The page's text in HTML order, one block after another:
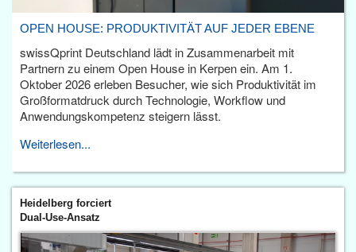
OPEN HOUSE: PRODUKTIVITÄT AUF JEDER EBENE
swissQprint Deutschland lädt in Zusammenarbeit mit
Partnern zu einem Open House in Kerpen ein. Am 1.
Oktober 2026 erleben Besucher, wie sich Produktivität im
Großformatdruck durch Technologie, Workflow und
Anwendungskompetenz steigern lässt.
Weiterlesen...
Heidelberg forciert
Dual-Use-Ansatz